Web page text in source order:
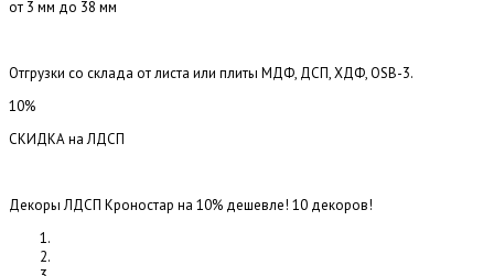
от 3 мм до 38 мм
Отгрузки со склада от листа или плиты МДФ, ДСП, ХДФ, OSB-3.
10%
СКИДКА на ЛДСП
Декоры ЛДСП Кроностар на 10% дешевле! 10 декоров!